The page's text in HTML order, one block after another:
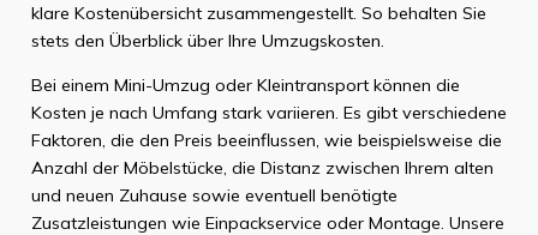
klare Kostenübersicht zusammengestellt. So behalten Sie
stets den Überblick über Ihre Umzugskosten.
Bei einem Mini-Umzug oder Kleintransport können die
Kosten je nach Umfang stark variieren. Es gibt verschiedene
Faktoren, die den Preis beeinflussen, wie beispielsweise die
Anzahl der Möbelstücke, die Distanz zwischen Ihrem alten
und neuen Zuhause sowie eventuell benötigte
Zusatzleistungen wie Einpackservice oder Montage. Unsere